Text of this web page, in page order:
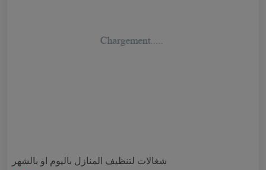
شغالات لتنظيف المنازل باليوم او بالشهر